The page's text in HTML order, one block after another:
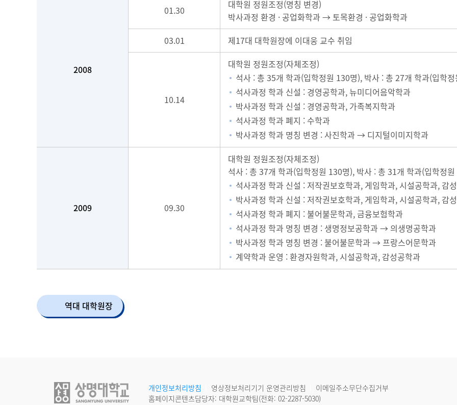
2008
01.30
대학원 정원조정(명칭 변경)
박사과정 환경 · 공업화학과 → 토목환경 · 공업화학과
03.01
제17대 대학원장에 이대웅 교수 취임
10.14
대학원 정원조정(자체조정)
석사 : 총 35개 학과(입학정원 130명), 박사 : 총 27개 학과(입학
석사과정 학과 신설 : 경영공학과, 뉴미디어음악학과
박사과정 학과 신설 : 경영공학과, 가족복지학과
석사과정 학과 폐지 : 수학과
박사과정 학과 명칭 변경 : 사진학과 → 디지털이미지학과
2009 09.30
대학원 정원조정(자체조정)
석사 : 총 37개 학과(입학정원 130명), 박사 : 총 31개 학과(입학정
석사과정 학과 신설 : 저작권보호학과, 게임학과, 시설공학과, 감
박사과정 학과 신설 : 저작권보호학과, 게임학과, 시설공학과, 감
석사과정 학과 폐지 : 불어불문학과, 금융보험학과
석사과정 학과 명칭 변경 : 생명정보공학과 → 의생명공학과
박사과정 학과 명칭 변경 : 불어불문학과 → 프랑스어문학과
계약학과 운영 : 환경자원학과, 시설공학과, 감성공학과
역대 대학원장
개인정보처리방침 영상정보처리기기 운영관리방침
이메일주소무단수집거부
홈페이지콘텐츠담당자: 대학원교학팀(전화: 02-2287-5030)